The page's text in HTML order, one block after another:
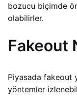
bozucu biçimde
olabilirler.
Fakeout
Piyasada fakeout
yöntemler